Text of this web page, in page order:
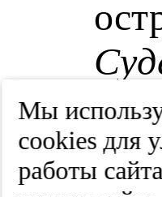
Мы
cооkies для
работы